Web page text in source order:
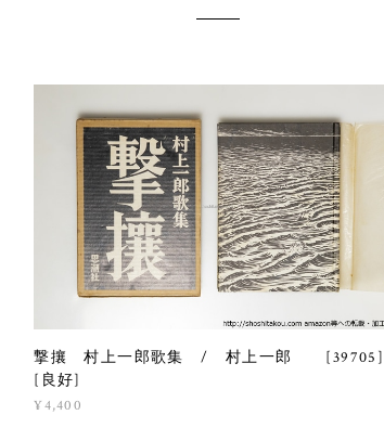
撃攘 村上一郎歌集 / 村上一郎 [39705]
[良好]
¥4,400